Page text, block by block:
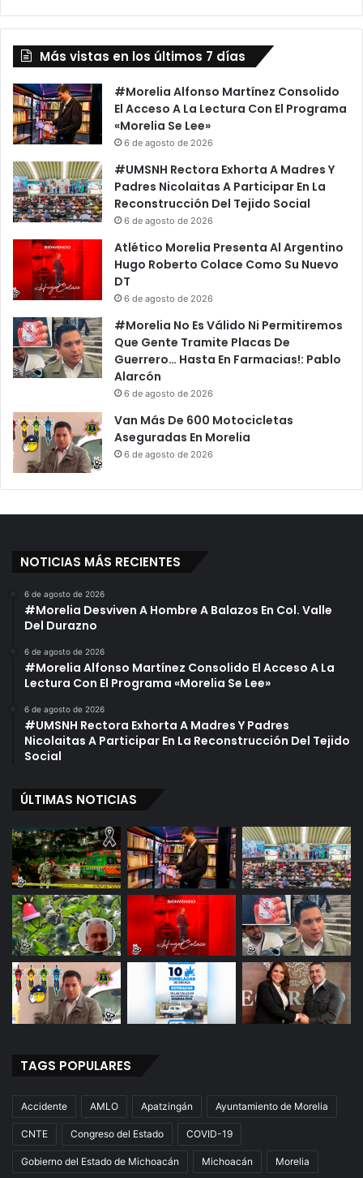
Más vistas en los últimos 7 días
#Morelia Alfonso Martínez Consolido
El Acceso A La Lectura Con El Programa
«Morelia Se Lee»
6 de agosto de 2026
#UMSNH Rectora Exhorta A Madres Y
Padres Nicolaitas A Participar En La
Reconstrucción Del Tejido Social
6 de agosto de 2026
Atlético Morelia Presenta Al Argentino
Hugo Roberto Colace Como Su Nuevo
DT
6 de agosto de 2026
#Morelia No Es Válido Ni Permitiremos
Que Gente Tramite Placas De
Guerrero… Hasta En Farmacias!: Pablo
Alarcón
6 de agosto de 2026
Van Más De 600 Motocicletas
Aseguradas En Morelia
6 de agosto de 2026
NOTICIAS MÁS RECIENTES
6 de agosto de 2026
#Morelia Desviven A Hombre A Balazos En Col. Valle
Del Durazno
6 de agosto de 2026
#Morelia Alfonso Martínez Consolido El Acceso A La
Lectura Con El Programa «Morelia Se Lee»
6 de agosto de 2026
#UMSNH Rectora Exhorta A Madres Y Padres
Nicolaitas A Participar En La Reconstrucción Del Tejido
Social
ÚLTIMAS NOTICIAS
TAGS POPULARES
Accidente AMLO Apatzingán Ayuntamiento de Morelia
CNTE Congreso del Estado COVID-19
Gobierno del Estado de Michoacán Michoacán Morelia